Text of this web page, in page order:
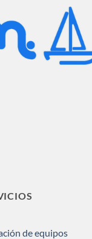
de equipos